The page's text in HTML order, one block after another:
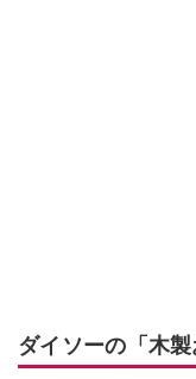
ダイソーの「木